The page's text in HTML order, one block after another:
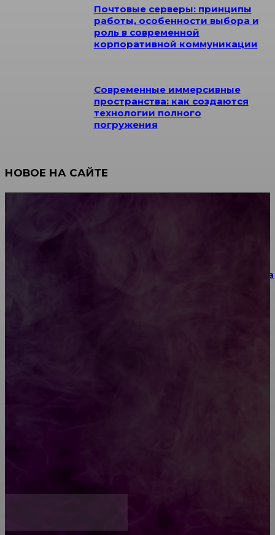
Почтовые серверы: принципы
работы, особенности выбора и
роль в современной
корпоративной коммуникации
Современные иммерсивные
пространства: как создаются
технологии полного
погружения
НОВОЕ НА САЙТЕ
Как выбрать место для проведения корпоратива